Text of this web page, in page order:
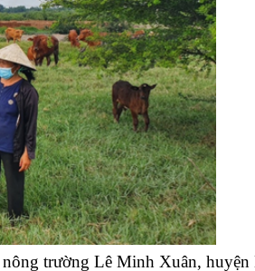
nông trường Lê Minh Xuân, huyện